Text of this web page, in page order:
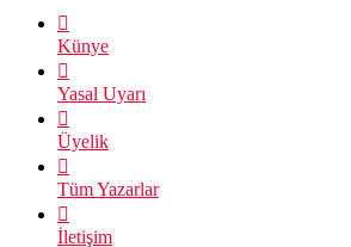
Künye
Yasal Uyarı
Üyelik
Tüm Yazarlar
İletişim